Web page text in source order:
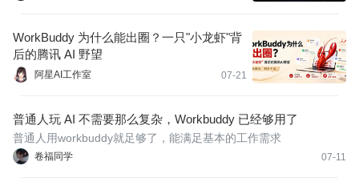
WorkBuddy 为什么能出圈？一只"小龙虾"背
后的腾讯 AI 野望
阿星AI工作室 07-21
普通人玩 AI 不需要那么复杂，Workbuddy 已经够用了
卷福同学 07-11
普通人用workbuddy就足够了，能满足基本的工作需求